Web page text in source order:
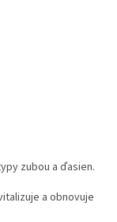
zubou a ďasien.
a obnovuje